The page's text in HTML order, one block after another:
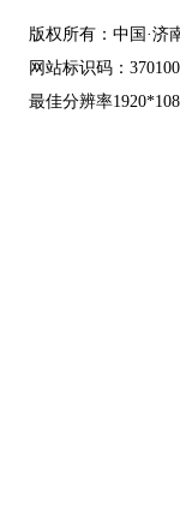
版权所有：中国·济
网站标识码：
最佳分辨率